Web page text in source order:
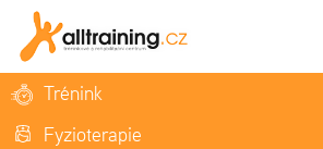
Trénink
Fyzioterapie